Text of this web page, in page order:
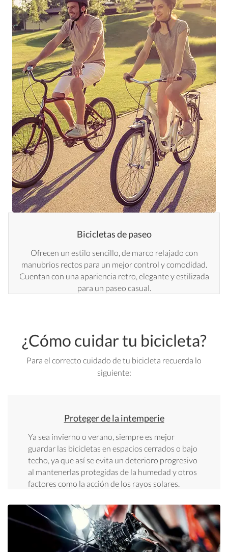
Bicicletas de paseo
Ofrecen un estilo sencillo, de marco relajado con
manubrios rectos para un mejor control y comodidad.
Cuentan con una apariencia retro, elegante y estilizada
para un paseo casual.
¿Cómo cuidar tu bicicleta?
Para el correcto cuidado de tu bicicleta recuerda lo
siguiente:
Proteger de la intemperie
Ya sea invierno o verano, siempre es mejor
guardar las bicicletas en espacios cerrados o bajo
techo, ya que así se evita un deterioro progresivo
al mantenerlas protegidas de la humedad y otros
factores como la acción de los rayos solares.